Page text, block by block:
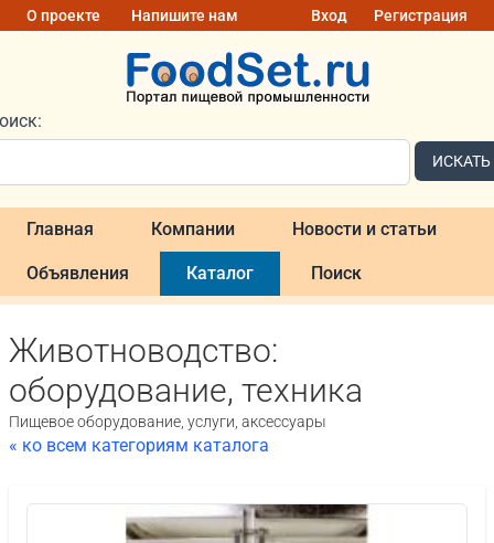
О проекте Напишите нам Вход Регистрация
ИСКАТЬ
Главная Компании Новости и статьи
Объявления Каталог Поиск
Животноводство:
оборудование, техника
Пищевое оборудование, услуги, аксессуары
« ко всем категориям каталога